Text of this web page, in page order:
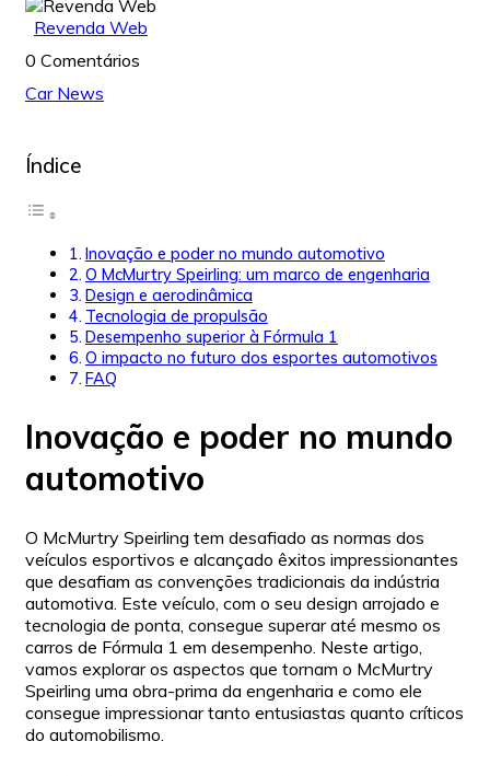
Revenda Web
0 Comentários
Car News
Índice
Inovação e poder no mundo automotivo
O McMurtry Speirling: um marco de engenharia
Design e aerodinâmica
Tecnologia de propulsão
Desempenho superior à Fórmula 1
O impacto no futuro dos esportes automotivos
FAQ
Inovação e poder no mundo
automotivo
O McMurtry Speirling tem desafiado as normas dos
veículos esportivos e alcançado êxitos impressionantes
que desafiam as convenções tradicionais da indústria
automotiva. Este veículo, com o seu design arrojado e
tecnologia de ponta, consegue superar até mesmo os
carros de Fórmula 1 em desempenho. Neste artigo,
vamos explorar os aspectos que tornam o McMurtry
Speirling uma obra-prima da engenharia e como ele
consegue impressionar tanto entusiastas quanto críticos
do automobilismo.